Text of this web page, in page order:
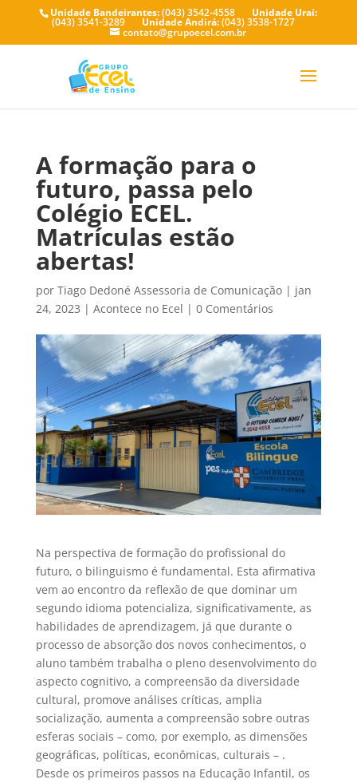
Unidade Bandeirantes:(043) 3542-4558 Unidade Uraí:
(043) 3541-3289 Unidade Andirá:(043) 3538-1727
contato@grupoecel.com.br
A formação para o
futuro, passa pelo
Colégio ECEL.
Matrículas estão
abertas!
por Tiago Dedoné Assessoria de Comunicação| jan
24, 2023 | Acontece no Ecel | 0 Comentários
Na perspectiva de formação do profissional do
futuro, o bilinguismo é fundamental. Esta afirmativa
vem ao encontro da reflexão de que dominar um
segundo idioma potencializa, significativamente, as
habilidades de aprendizagem, já que durante o
processo de absorção dos novos conhecimentos, o
aluno também trabalha o pleno desenvolvimento do
aspecto cognitivo, a compreensão da diversidade
cultural, promove análises críticas, amplia
socialização, aumenta a compreensão sobre outras
esferas sociais – como, por exemplo, as dimensões
geográficas, políticas, econômicas, culturais – .
Desde os primeiros passos na Educação Infantil, os